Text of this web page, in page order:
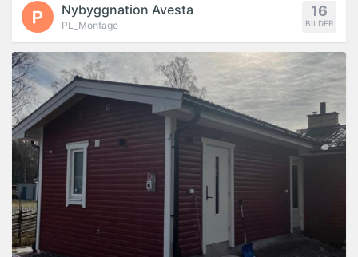
16
BILDER
Nybyggnation Avesta
PL_Montage